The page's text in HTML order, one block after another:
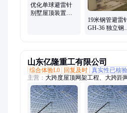
优化单球避雷针
别墅屋顶装置接
19米钢管避雷
GH-36 独立钢
山东亿隆重工有限公司
综合体验L0
回复及时 真实性已核验
主营： 大跨度屋顶网架工程、大跨距